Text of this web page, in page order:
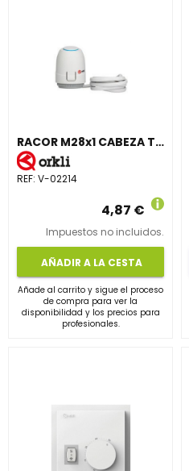
RACOR M28x1 CABEZA TERMOELÉCTRICA
REF: V-02214
4,87 €
Impuestos no incluidos.
AÑADIR A LA CESTA
Añade al carrito y sigue el proceso
de compra para ver la
disponibilidad y los precios para
profesionales.